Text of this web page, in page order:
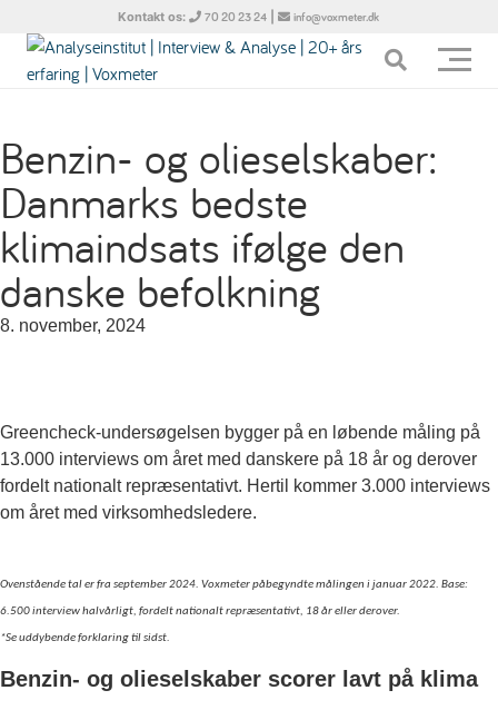
Kontakt os: 70 20 23 24 | info@voxmeter.dk
Benzin- og olieselskaber:
Danmarks bedste
klimaindsats ifølge den
danske befolkning
8. november, 2024
Greencheck-undersøgelsen bygger på en løbende måling på
13.000 interviews om året med danskere på 18 år og derover
fordelt nationalt repræsentativt. Hertil kommer 3.000 interviews
om året med virksomhedsledere.
Ovenstående tal er fra september 2024. Voxmeter påbegyndte målingen i januar 2022. Base:
6.500 interview halvårligt, fordelt nationalt repræsentativt, 18 år eller derover.
*Se uddybende forklaring til sidst.
Benzin- og olieselskaber scorer lavt på klima